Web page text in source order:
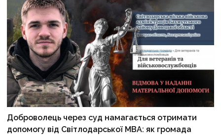
Доброволець через суд намагається отримати
допомогу від Світлодарської МВА: як громада